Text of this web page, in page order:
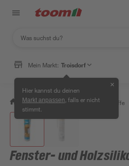
Mein Markt: Troisdorf
Hier kannst du deinen
Markt anpassen , falls er nicht
stimmt.
✕
/ Bauen & Renovieren / Dichtstoffe
Fenster- und